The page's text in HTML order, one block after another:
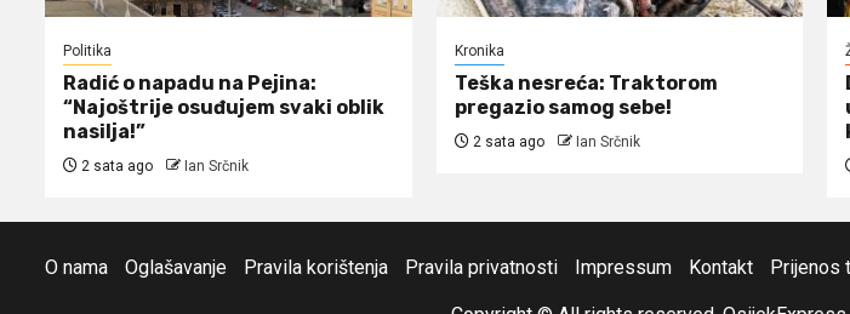
Politika
Radić o napadu na Pejina:
“Najoštrije osuđujem svaki oblik
nasilja!”
2 sata ago Ian Srčnik
Kronika
Teška nesreća: Traktorom
pregazio samog sebe!
2 sata ago Ian Srčnik
O nama Oglašavanje Pravila korištenja Pravila privatnosti Impressum Kontakt Prijenos